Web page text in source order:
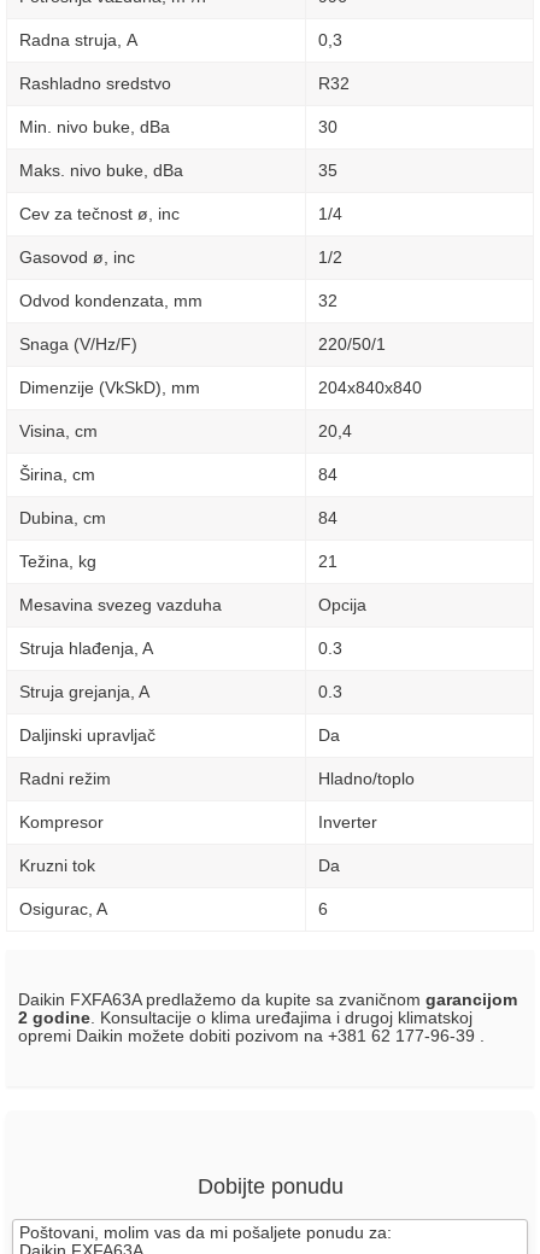
Radna struja, А 0,3
Rashladno sredstvo R32
Min. nivo buke, dBa 30
Maks. nivo buke, dBa 35
Cev za tečnost ø, inc 1/4
Gasovod ø, inc 1/2
Odvod kondenzata, mm 32
Snaga (V/Hz/F) 220/50/1
Dimenzije (VkSkD), mm 204x840x840
Visina, сm 20,4
Širina, сm 84
Dubina, сm 84
Težina, kg 21
Mesavina svezeg vazduha Opcija
Struja hlađenja, A 0.3
Struja grejanja, A 0.3
Daljinski upravljač Da
Radni režim Hladno/toplo
Kompresor Inverter
Kruzni tok Da
Osigurac, A 6
Daikin FXFA63A predlažemo da kupite sa zvaničnom garancijom
2 godine . Konsultacije o klima uređajima i drugoj klimatskoj
opremi Daikin možete dobiti pozivom na +381 62 177-96-39 .
Dobijte ponudu